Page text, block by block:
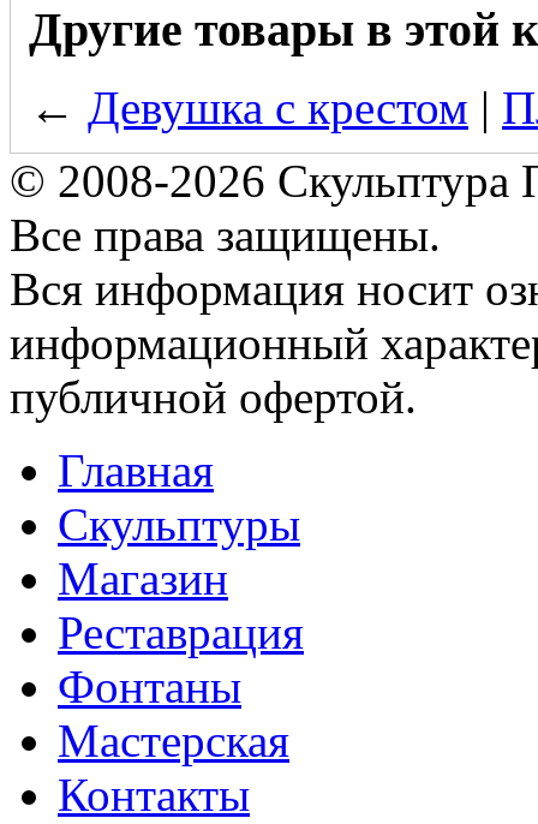
Другие товары в этой
← Девушка с крестом |
© 2008-2026 Скульптура
Все права защищены.
Вся информация носит
информационный
публичной офертой.
Главная
Скульптуры
Магазин
Реставрация
Фонтаны
Мастерская
Контакты